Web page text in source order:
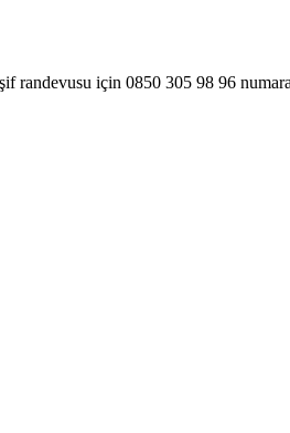
randevusu için 0850 305 98 96